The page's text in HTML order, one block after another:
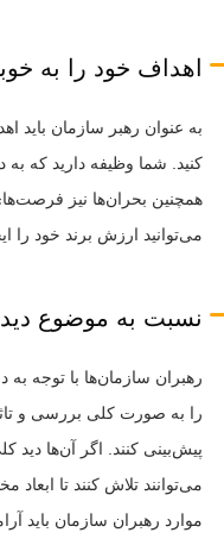
اهداف خود را به
به عنوان رهبر سازمان
کنید. شما وظیفه دارید که به
همچنین بحران‌ها نیز
می‌توانید ارزش برند خود را
نسبت به موضوع
رهبران سازمان‌ها با توجه
را به صورت کلی بررسی و
پیش‌بینی کنند. اگر آن‌ها
می‌توانند تلاش کنند تا
موارد رهبران سازمان باید